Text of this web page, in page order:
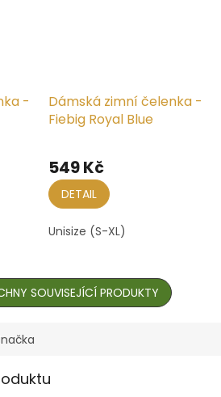
-
Dámská zimní čelenka -
Fiebig Royal Blue
549 Kč
DETAIL
Unisize (S-XL)
SOUVISEJÍCÍ PRODUKTY